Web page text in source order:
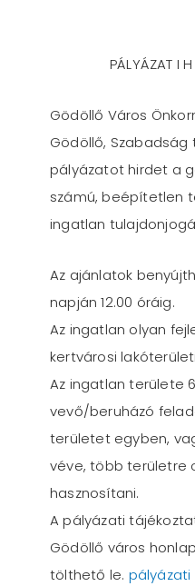
PÁLYÁZAT I
Gödöllő Város
Gödöllő, Szabadság
pályázatot hirdet a
számú, beépítetlen
ingatlan
Az ajánlatok
napján 12.00 óráig.
Az ingatlan olyan
kertvárosi
Az ingatlan területe
vevő/beruházó
területet egyben,
véve, több területre
hasznosítani.
A pályázati
Gödöllő város
tölthető le.